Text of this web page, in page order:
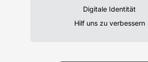
Digitale Identität
Hilf uns zu verbessern